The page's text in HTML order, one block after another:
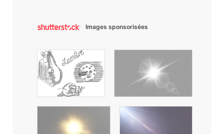
Images sponsorisées